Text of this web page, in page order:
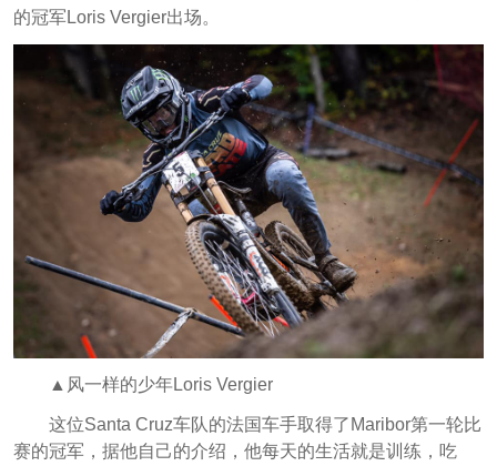
的冠军Loris Vergier出场。
▲风一样的少年Loris Vergier
这位Santa Cruz车队的法国车手取得了Maribor第一轮比
赛的冠军，据他自己的介绍，他每天的生活就是训练，吃